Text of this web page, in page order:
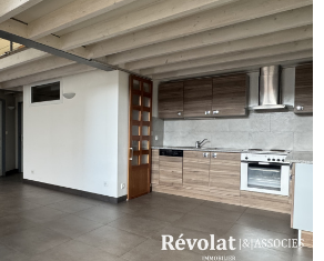
voir le
bien